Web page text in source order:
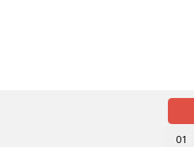
01